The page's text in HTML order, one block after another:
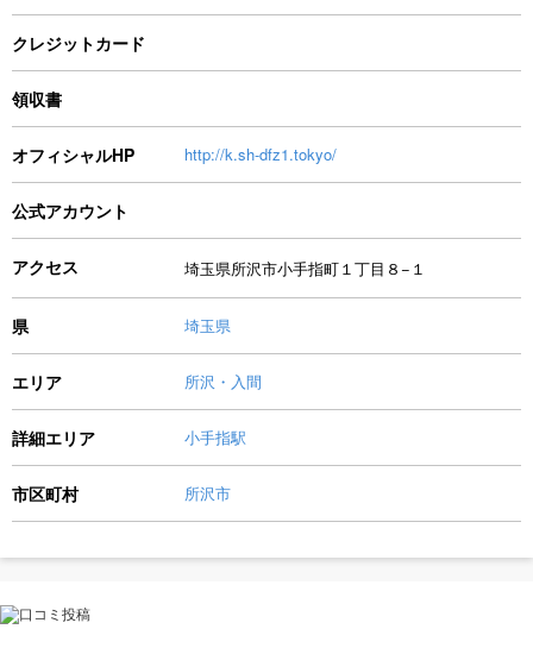
クレジットカード
領収書
オフィシャルHP http://k.sh-dfz1.tokyo/
公式アカウント
アクセス 埼玉県所沢市小手指町１丁目８−１
県 埼玉県
エリア 所沢・入間
詳細エリア 小手指駅
市区町村 所沢市